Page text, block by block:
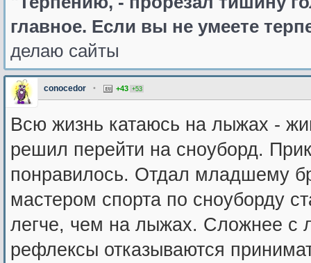
главное. Если вы не умеете
делаю сайты
conocedor • +43 +53
Всю жизнь катаюсь на лыжах -
решил перейти на сноуборд.
понравилось. Отдал младшему
мастером спорта по сноуборду
легче, чем на лыжах. Сложнее с
рефлексы отказываются